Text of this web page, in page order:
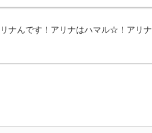
ナんです！アリナはハマル☆！アリナ